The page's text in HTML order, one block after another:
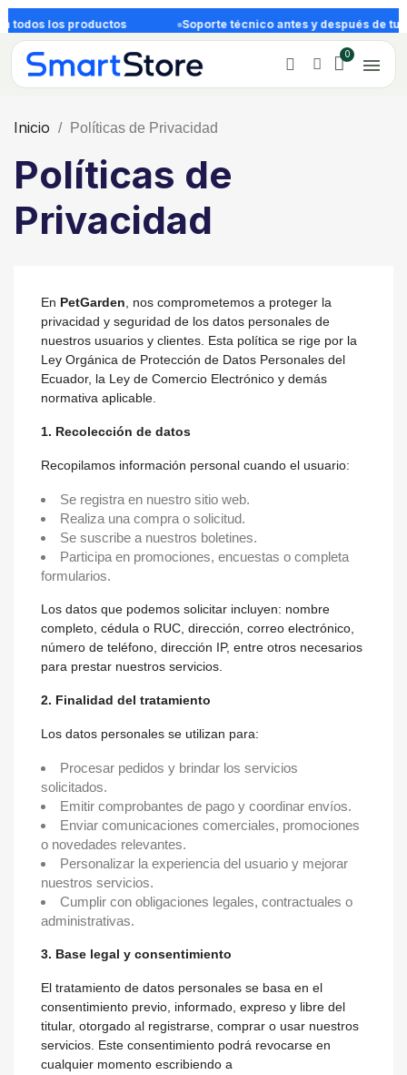
los productos Soporte técnico antes y después de tu
Inicio Políticas de Privacidad
Políticas de
Privacidad
En PetGarden , nos comprometemos a proteger la
privacidad y seguridad de los datos personales de
nuestros usuarios y clientes. Esta política se rige por la
Ley Orgánica de Protección de Datos Personales del
Ecuador, la Ley de Comercio Electrónico y demás
normativa aplicable.
1. Recolección de datos
Recopilamos información personal cuando el usuario:
Se registra en nuestro sitio web.
Realiza una compra o solicitud.
Se suscribe a nuestros boletines.
Participa en promociones, encuestas o completa
formularios.
Los datos que podemos solicitar incluyen: nombre
completo, cédula o RUC, dirección, correo electrónico,
número de teléfono, dirección IP, entre otros necesarios
para prestar nuestros servicios.
2. Finalidad del tratamiento
Los datos personales se utilizan para:
Procesar pedidos y brindar los servicios
solicitados.
Emitir comprobantes de pago y coordinar envíos.
Enviar comunicaciones comerciales, promociones
o novedades relevantes.
Personalizar la experiencia del usuario y mejorar
nuestros servicios.
Cumplir con obligaciones legales, contractuales o
administrativas.
3. Base legal y consentimiento
El tratamiento de datos personales se basa en el
consentimiento previo, informado, expreso y libre del
titular, otorgado al registrarse, comprar o usar nuestros
servicios. Este consentimiento podrá revocarse en
cualquier momento escribiendo a